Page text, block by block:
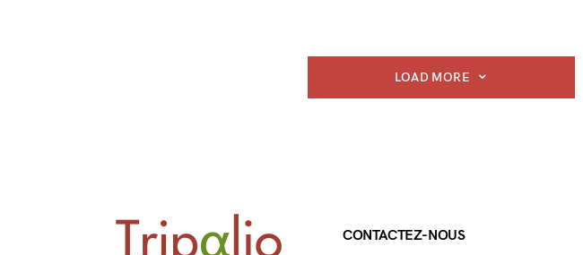
LOAD MORE
CONTACTEZ-NOUS